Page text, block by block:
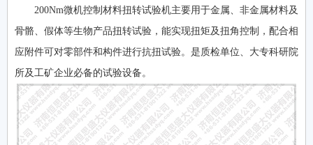
200Nm微机控制材料扭转试验机主要用于金属、非金属材料及
骨骼、假体等生物产品扭转试验，能实现扭矩及扭角控制，配合相
应附件可对零部件和构件进行抗扭试验。是质检单位、大专科研院
所及工矿企业必备的试验设备。